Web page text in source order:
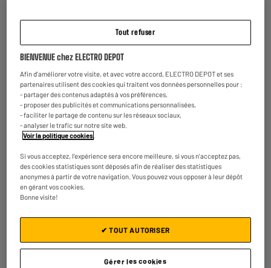
4.2/5(18)
Garage offert !
EXCLU WEB
Robot tondeuse SUNTEK Pure Vision 600 +
Surface conseillée max (m²) : 600 m²
Largeur de coupe (cm) : 20 cm
Tout refuser
BIENVENUE chez ELECTRO DEPOT
Afin d'améliorer votre visite, et avec votre accord, ELECTRO DEPOT et ses
partenaires utilisent des cookies qui traitent vos données personnelles pour :
- partager des contenus adaptés à vos préférences,
- proposer des publicités et communications personnalisées,
- faciliter le partage de contenu sur les réseaux sociaux,
- analyser le trafic sur notre site web.
Voir la politique cookies.
Si vous acceptez, l'expérience sera encore meilleure, si vous n'acceptez pas,
des cookies statistiques sont déposés afin de réaliser des statistiques
anonymes à partir de votre navigation. Vous pouvez vous opposer à leur dépôt
en gérant vos cookies.
Bonne visite!
Gérer les cookies
✔ TOUT AUTORISER